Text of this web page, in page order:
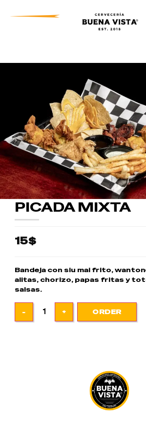
PICADA MIXTA
15$
Bandeja con siu mai frito,
alitas, chorizo, papas fritas y
salsas.
ORDER